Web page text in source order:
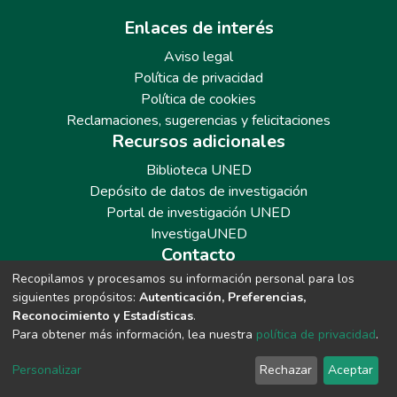
Enlaces de interés
Aviso legal
Política de privacidad
Política de cookies
Reclamaciones, sugerencias y felicitaciones
Recursos adicionales
Biblioteca UNED
Depósito de datos de investigación
Portal de investigación UNED
InvestigaUNED
Contacto
Teléfono: 913986562 / 6643 / 6633 / 8766
Correo: repositoriobiblioteca@adm.uned.es
Recopilamos y procesamos su información personal para los
siguientes propósitos: Autenticación, Preferencias,
Reconocimiento y Estadísticas.
Para obtener más información, lea nuestra política de privacidad.
Personalizar Rechazar Aceptar